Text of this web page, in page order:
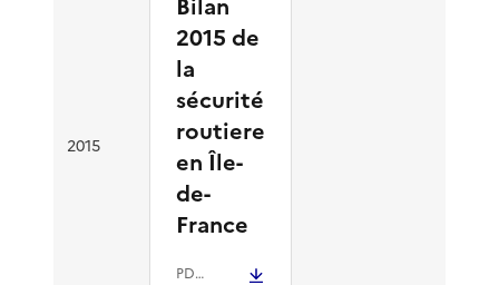
2015
2015 de
la
sécurité
routiere
en Île-
de-
France
PDF- 3.6 Mio